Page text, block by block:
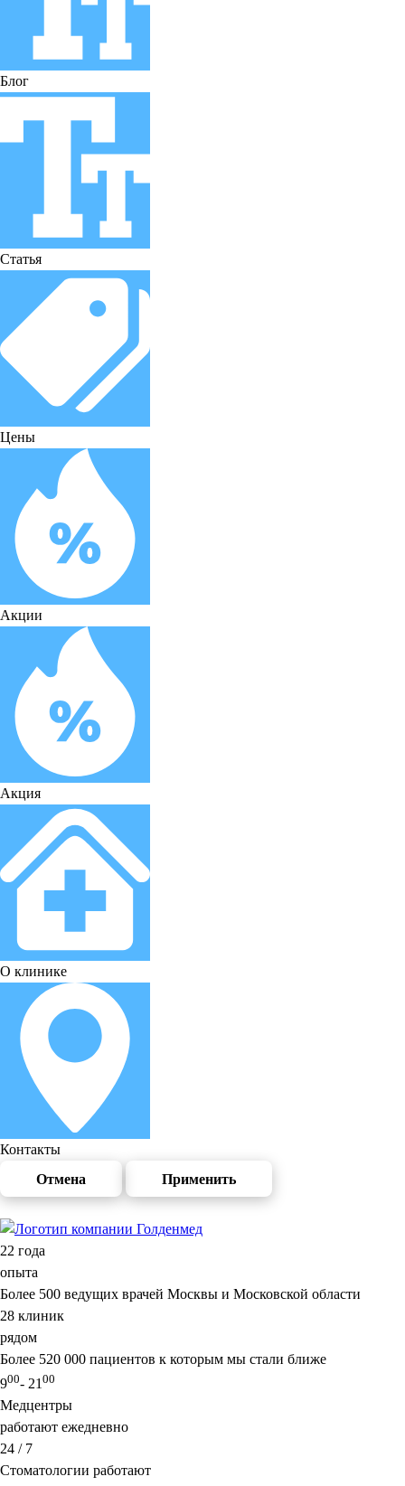
Блог
Статья
Цены
Акции
Акция
О клинике
Контакты
Отмена
Применить
22 года
опыта
Более 500 ведущих врачей Москвы и Московской области
28 клиник
рядом
Более 520 000 пациентов к которым мы стали ближе
900- 21 00
Медцентры
работают ежедневно
24 / 7
Стоматологии работают